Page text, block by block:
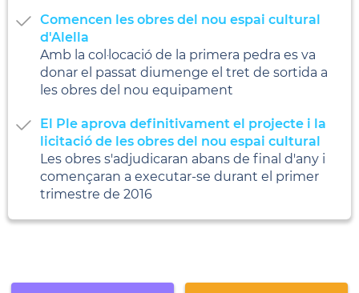
Comencen les obres del nou espai cultural
d'Alella
Amb la col·locació de la primera pedra es va
donar el passat diumenge el tret de sortida a
les obres del nou equipament
El Ple aprova definitivament el projecte i la
licitació de les obres del nou espai cultural
Les obres s'adjudicaran abans de final d'any i
començaran a executar-se durant el primer
trimestre de 2016